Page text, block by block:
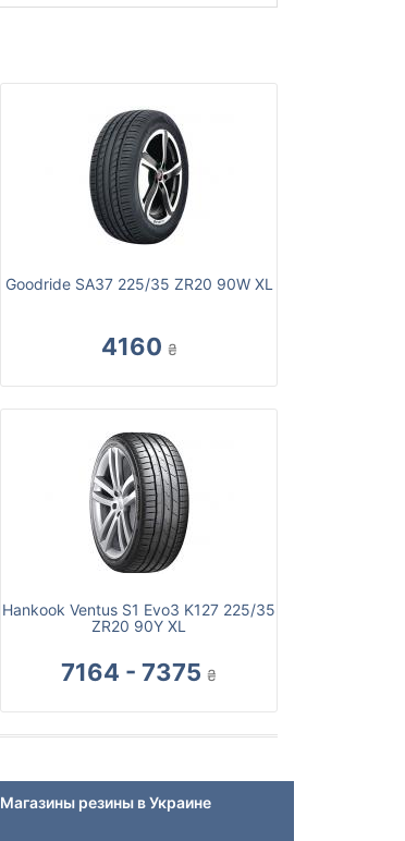
Goodride SA37 225/35 ZR20 90W XL
4160 ₴
Hankook Ventus S1 Evo3 K127 225/35
ZR20 90Y XL
7164 - 7375 ₴
Магазины резины в Украине